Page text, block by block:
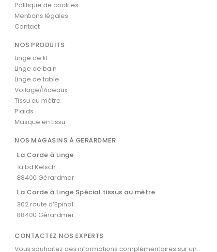
Politique de cookies
Mentions légales
Contact
NOS PRODUITS
Linge de lit
Linge de bain
Linge de table
Voilage/Rideaux
Tissu au mètre
Plaids
Masque en tissu
NOS MAGASINS À GERARDMER
La Corde à Linge
1a bd Kelsch
88400 Gérardmer
La Corde à Linge Spécial tissus au mètre
302 route d’Epinal
88400 Gérardmer
CONTACTEZ NOS EXPERTS
Vous souhaitez des informations complémentaires sur un